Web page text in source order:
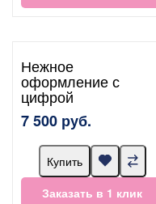
Нежное
оформление с
цифрой
7 500 руб.
Купить
Заказать в 1 клик